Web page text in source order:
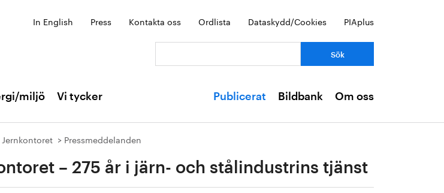
In English Press Kontakta oss Ordlista Dataskydd/Cookies PIAplus
miljö Vi tycker Publicerat Bildbank Om oss
Pressmeddelanden
– 275 år i järn- och stålindustrins tjänst